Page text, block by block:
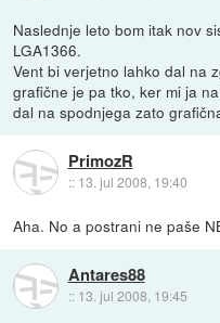
Naslednje leto bom itak nov
LGA1366.
Vent bi verjetno lahko dal na
grafične je pa tko, ker mi ja
dal na spodnjega zato
PrimozR
:: 13. jul 2008, 19:40
Aha. No a postrani ne paše
Antares88
:: 13. jul 2008, 19:45